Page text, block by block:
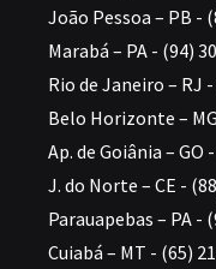
João Pessoa – PB -
Marabá – PA - (94)
Rio de Janeiro – RJ
Belo Horizonte –
Ap. de Goiânia – GO
J. do Norte – CE -
Parauapebas – PA -
Cuiabá – MT - (65)